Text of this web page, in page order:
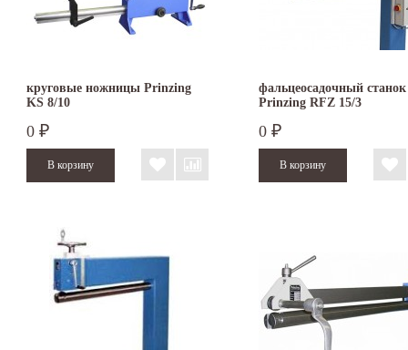
круговые ножницы Prinzing
KS 8/10
0 ₽
фальцеосадочный станок
Prinzing RFZ 15/3
0 ₽